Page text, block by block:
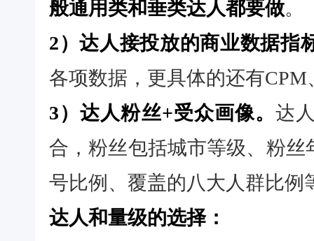
般通用类和垂类达人都要做。
2）达人接投放的商业数据指
各项数据，更具体的还有
3）达人粉丝+受众画像。达
合，粉丝包括城市等级、粉
号比例、覆盖的八大人群比例
达人和量级的选择：